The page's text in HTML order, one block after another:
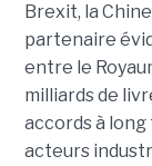
Brexit, la
partenaire
entre le
milliards de
accords à
acteurs